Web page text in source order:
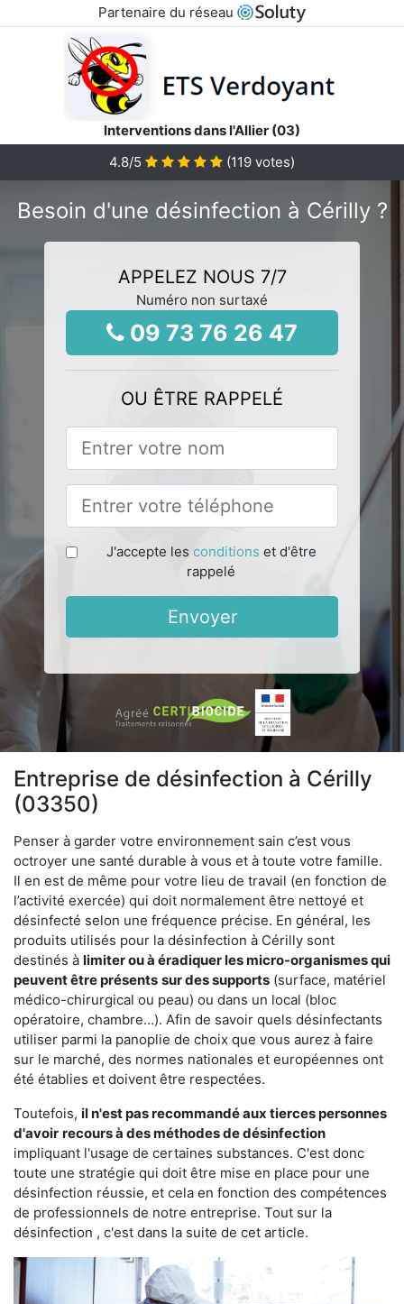
Partenaire du réseau
Interventions dans l'Allier (03)
4.8/5 (119 votes)
Besoin d'une désinfection à Cérilly ?
APPELEZ NOUS 7/7
Numéro non surtaxé
09 73 76 26 47
OU ÊTRE RAPPELÉ
J'accepte les conditions et d'être
rappelé
Envoyer
Entreprise de désinfection à Cérilly
(03350)
Penser à garder votre environnement sain c’est vous
octroyer une santé durable à vous et à toute votre famille.
Il en est de même pour votre lieu de travail (en fonction de
l’activité exercée) qui doit normalement être nettoyé et
désinfecté selon une fréquence précise. En général, les
produits utilisés pour la désinfection à Cérilly sont
destinés à limiter ou à éradiquer les micro-organismes qui
peuvent être présents sur des supports (surface, matériel
médico-chirurgical ou peau) ou dans un local (bloc
opératoire, chambre…). Afin de savoir quels désinfectants
utiliser parmi la panoplie de choix que vous aurez à faire
sur le marché, des normes nationales et européennes ont
été établies et doivent être respectées.
Toutefois, il n'est pas recommandé aux tierces personnes
d'avoir recours à des méthodes de désinfection
impliquant l'usage de certaines substances. C'est donc
toute une stratégie qui doit être mise en place pour une
désinfection réussie, et cela en fonction des compétences
de professionnels de notre entreprise. Tout sur la
désinfection , c'est dans la suite de cet article.